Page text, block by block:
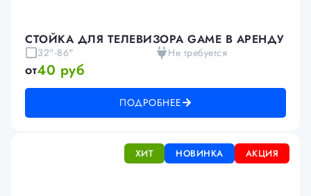
СТОЙКА ДЛЯ ТЕЛЕВИЗОРА GAME В АРЕНДУ
32"-86" Не требуется
от40 руб
ПОДРОБНЕЕ
АКЦИЯ
НОВИНКА
ХИТ